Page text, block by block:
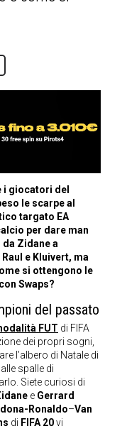
i giocatori del
le scarpe al
targato EA
per dare man
Zidane a
e Kluivert, ma
si ottengono le
Swaps?
del passato
FUT di FIFA
dei propri sogni,
l’albero di Natale di
alle spalle di
Siete curiosi di
e Gerrard
Ronaldo–Van
di FIFA 20vi